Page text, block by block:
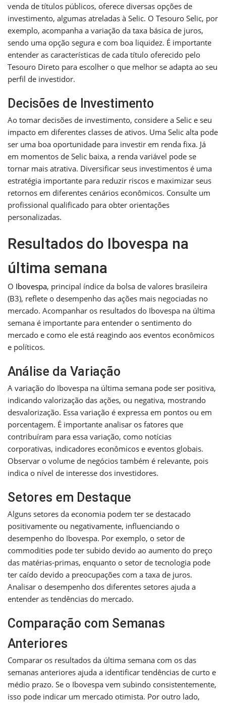
venda de títulos públicos, oferece diversas opções de
investimento, algumas atreladas à Selic. O Tesouro Selic, por
exemplo, acompanha a variação da taxa básica de juros,
sendo uma opção segura e com boa liquidez. É importante
entender as características de cada título oferecido pelo
Tesouro Direto para escolher o que melhor se adapta ao seu
perfil de investidor.
Decisões de Investimento
Ao tomar decisões de investimento, considere a Selic e seu
impacto em diferentes classes de ativos. Uma Selic alta pode
ser uma boa oportunidade para investir em renda fixa. Já
em momentos de Selic baixa, a renda variável pode se
tornar mais atrativa. Diversificar seus investimentos é uma
estratégia importante para reduzir riscos e maximizar seus
retornos em diferentes cenários econômicos. Consulte um
profissional qualificado para obter orientações
personalizadas.
Resultados do Ibovespa na
última semana
O Ibovespa, principal índice da bolsa de valores brasileira
(B3), reflete o desempenho das ações mais negociadas no
mercado. Acompanhar os resultados do Ibovespa na última
semana é importante para entender o sentimento do
mercado e como ele está reagindo aos eventos econômicos
e políticos.
Análise da Variação
A variação do Ibovespa na última semana pode ser positiva,
indicando valorização das ações, ou negativa, mostrando
desvalorização. Essa variação é expressa em pontos ou em
porcentagem. É importante analisar os fatores que
contribuíram para essa variação, como notícias
corporativas, indicadores econômicos e eventos globais.
Observar o volume de negócios também é relevante, pois
indica o nível de interesse dos investidores.
Setores em Destaque
Alguns setores da economia podem ter se destacado
positivamente ou negativamente, influenciando o
desempenho do Ibovespa. Por exemplo, o setor de
commodities pode ter subido devido ao aumento do preço
das matérias-primas, enquanto o setor de tecnologia pode
ter caído devido a preocupações com a taxa de juros.
Analisar o desempenho dos diferentes setores ajuda a
entender as tendências do mercado.
Comparação com Semanas
Anteriores
Comparar os resultados da última semana com os das
semanas anteriores ajuda a identificar tendências de curto e
médio prazo. Se o Ibovespa vem subindo consistentemente,
isso pode indicar um mercado otimista. Por outro lado,